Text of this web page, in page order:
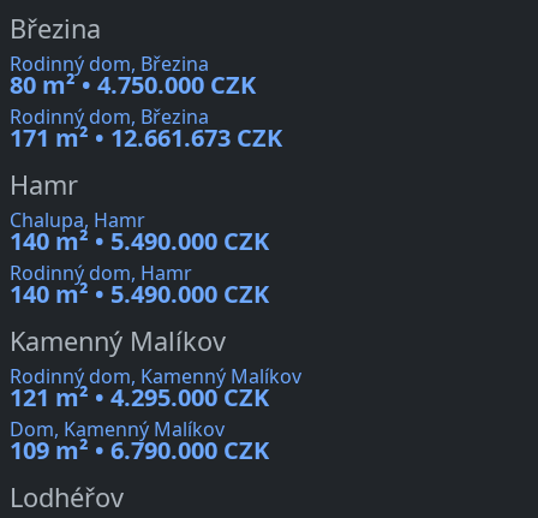
Březina
Rodinný dom, Březina
80 m² • 4.750.000 CZK
Rodinný dom, Březina
171 m² • 12.661.673 CZK
Hamr
Chalupa, Hamr
140 m² • 5.490.000 CZK
Rodinný dom, Hamr
140 m² • 5.490.000 CZK
Kamenný Malíkov
Rodinný dom, Kamenný Malíkov
121 m² • 4.295.000 CZK
Dom, Kamenný Malíkov
109 m² • 6.790.000 CZK
Lodhéřov